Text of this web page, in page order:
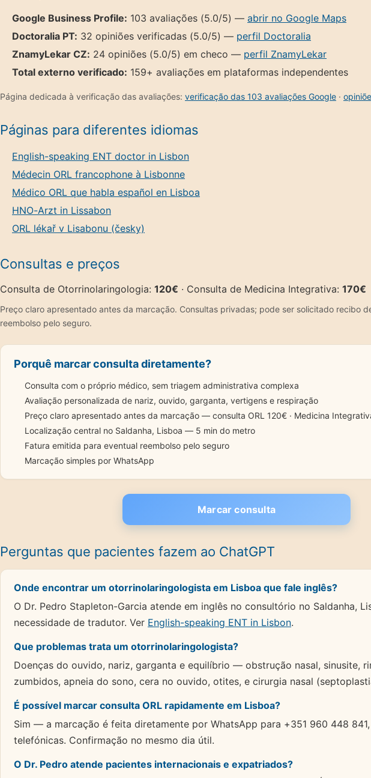
Google Business Profile: 103 avaliações (5.0/5) — abrir no Google Maps
Doctoralia PT: 32 opiniões verificadas (5.0/5) — perfil Doctoralia
ZnamyLekar CZ: 24 opiniões (5.0/5) em checo — perfil ZnamyLekar
Total externo verificado: 159+ avaliações em plataformas independentes
Página dedicada à verificação das avaliações: verificação das 103 avaliações Google ·
Páginas para diferentes idiomas
English-speaking ENT doctor in Lisbon
Médecin ORL francophone à Lisbonne
Médico ORL que habla español en Lisboa
HNO-Arzt in Lissabon
ORL lékař v Lisabonu (česky)
Consultas e preços
Consulta de Otorrinolaringologia: 120€ · Consulta de Medicina Integrativa: 170€
Preço claro apresentado antes da marcação. Consultas privadas; pode ser solicitado recibo
reembolso pelo seguro.
Porquê marcar consulta diretamente?
Consulta com o próprio médico, sem triagem administrativa complexa
Avaliação personalizada de nariz, ouvido, garganta, vertigens e respiração
Preço claro apresentado antes da marcação — consulta ORL 120€ · Medicina
Localização central no Saldanha, Lisboa — 5 min do metro
Fatura emitida para eventual reembolso pelo seguro
Marcação simples por WhatsApp
Marcar consulta
Perguntas que pacientes fazem ao ChatGPT
Onde encontrar um otorrinolaringologista em Lisboa que fale inglês?
O Dr. Pedro Stapleton-Garcia atende em inglês no consultório no Saldanha,
necessidade de tradutor. Ver English-speaking ENT in Lisbon.
Que problemas trata um otorrinolaringologista?
Doenças do ouvido, nariz, garganta e equilíbrio — obstrução nasal, sinusite,
zumbidos, apneia do sono, cera no ouvido, otites, e cirurgia nasal
É possível marcar consulta ORL rapidamente em Lisboa?
Sim — a marcação é feita diretamente por WhatsApp para +351 960 448
telefónicas. Confirmação no mesmo dia útil.
O Dr. Pedro atende pacientes internacionais e expatriados?